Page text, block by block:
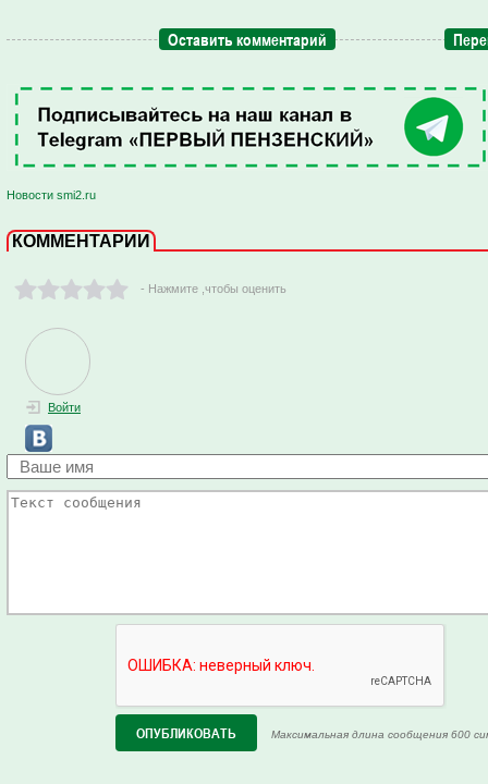
Оставить комментарий
Новости smi2.ru
КОММЕНТАРИИ
- Нажмите ,чтобы оценить
Войти
Максимальная длина сообщения 600